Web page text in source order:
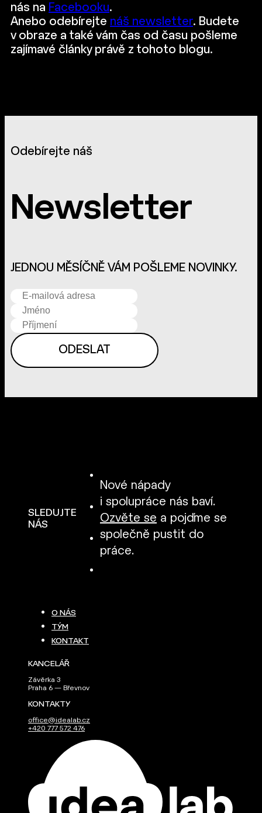
nás na Facebooku.
Anebo odebírejte náš newsletter. Budete
v obraze a také vám čas od času pošleme
zajímavé články právě z tohoto blogu.
Odebírejte náš
Newsletter
JEDNOU MĚSÍČNĚ VÁM POŠLEME NOVINKY.
SLEDUJTE
NÁS
Nové nápady
i spolupráce nás baví.
Ozvěte se a pojďme se
společně pustit do
práce.
O NÁS
TÝM
KONTAKT
KANCELÁŘ
Závěrka 3
Praha 6 — Břevnov
KONTAKTY
office@idealab.cz
+420 777 572 476